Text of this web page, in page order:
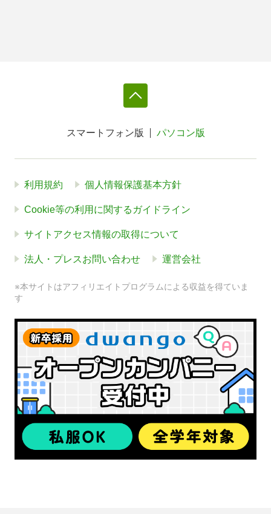
スマートフォン版 パソコン版
利用規約 個人情報保護基本方針
Cookie等の利用に関するガイドライン
サイトアクセス情報の取得について
法人・プレスお問い合わせ 運営会社
※本サイトはアフィリエイトプログラムによる収益を得ていま
す